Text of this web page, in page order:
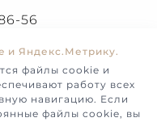
56
и Яндекс.Метрику.
файлы cookie и
работу всех
навигацию. Если
файлы cookie, вы